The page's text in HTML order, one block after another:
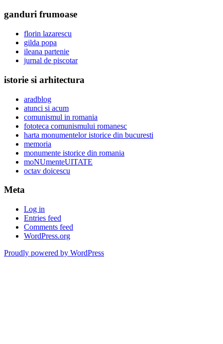
ganduri frumoase
florin lazarescu
gilda popa
ileana partenie
jurnal de piscotar
istorie si arhitectura
aradblog
atunci si acum
comunismul in romania
fototeca comunismului romanesc
harta monumentelor istorice din bucuresti
memoria
monumente istorice din romania
moNUmenteUITATE
octav doicescu
Meta
Log in
Entries feed
Comments feed
WordPress.org
Proudly powered by WordPress